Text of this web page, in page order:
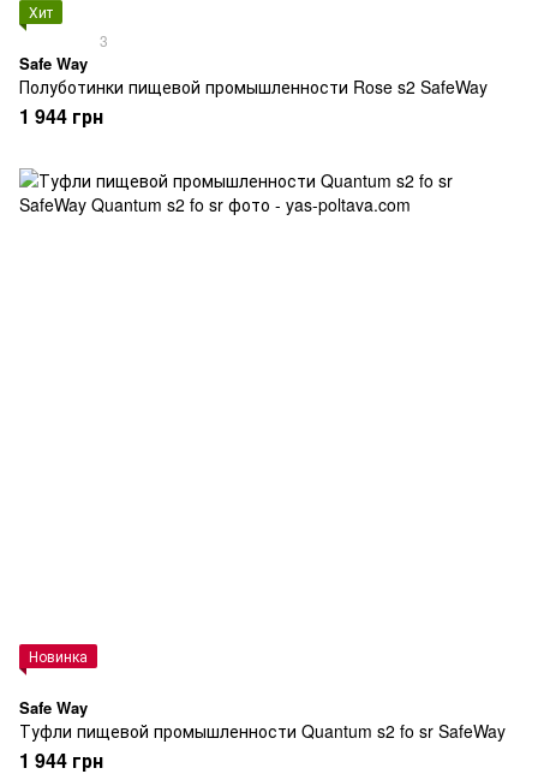
Хит
3
Safe Way
Полуботинки пищевой промышленности Rose s2 SafeWay
1 944 грн
Новинка
Safe Way
Туфли пищевой промышленности Quantum s2 fo sr SafeWay
1 944 грн